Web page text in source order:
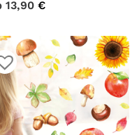
mit Mops Hund
Baby Kind
13,90 €